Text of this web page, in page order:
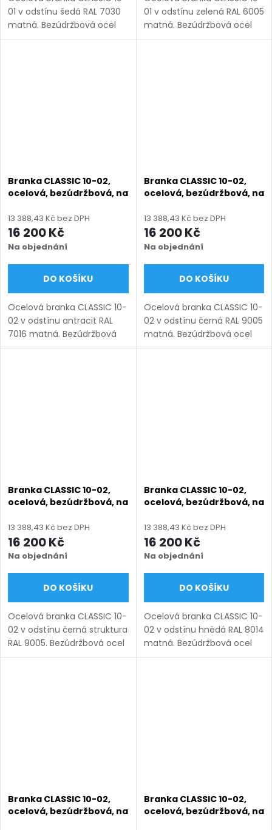
01 v odstínu šedá RAL 7030
matná. Bezúdržbová ocel
(žárový zinek + práškový
01 v odstínu zelená RAL 6005
matná. Bezúdržbová ocel
(žárový zinek + práškový
Branka CLASSIC 10-02,
ocelová, bezúdržbová, na
výška 1000–1750 mm),
antracit RAL 7016 matná
13 388,43 Kč bez DPH
16 200 Kč
Na objednání
DO KOŠÍKU
Ocelová branka CLASSIC 10-
02 v odstínu antracit RAL
7016 matná. Bezúdržbová
ocel (žárový zinek +
Branka CLASSIC 10-02,
ocelová, bezúdržbová, na
výška 1000–1750 mm),
černá RAL 9005 matná
13 388,43 Kč bez DPH
16 200 Kč
Na objednání
DO KOŠÍKU
Ocelová branka CLASSIC 10-
02 v odstínu černá RAL 9005
matná. Bezúdržbová ocel
(žárový zinek + práškový
Branka CLASSIC 10-02,
ocelová, bezúdržbová, na
výška 1000–1750 mm),
černá struktura RAL 9005
13 388,43 Kč bez DPH
16 200 Kč
Na objednání
DO KOŠÍKU
Ocelová branka CLASSIC 10-
02 v odstínu černá struktura
RAL 9005. Bezúdržbová ocel
(žárový zinek + práškový
Branka CLASSIC 10-02,
ocelová, bezúdržbová, na
výška 1000–1750 mm),
hnědá RAL 8014 matná
13 388,43 Kč bez DPH
16 200 Kč
Na objednání
DO KOŠÍKU
Ocelová branka CLASSIC 10-
02 v odstínu hnědá RAL 8014
matná. Bezúdržbová ocel
(žárový zinek + práškový
Branka CLASSIC 10-02,
ocelová, bezúdržbová, na
Branka CLASSIC 10-02,
ocelová, bezúdržbová, na